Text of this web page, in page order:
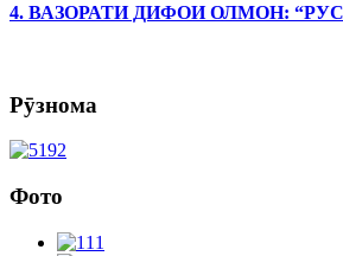
4. ВАЗОРАТИ ДИФОИ ОЛМОН:
Рӯзнома
Фото